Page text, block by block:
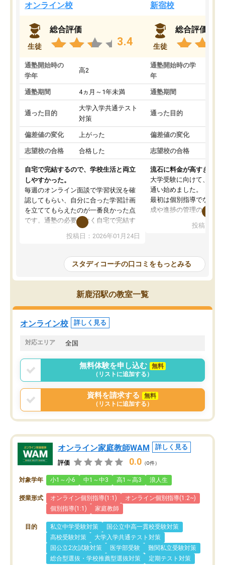
オンライン校
生徒
総合評価
3.4
通塾開始時の
学年
高2
通塾期間 4ヵ月～1年未満
通った目的
大学入学共通テスト
対策
偏差値の変化 上がった
志望校の合格 合格した
自宅で完結するので、学校生活と両立
しやすかった。
毎週のオンライン面談で学習状況を確
認してもらい、自分に合った学習計画
を立ててもらえたのが一番良かった点
です。通塾の必要がなく自宅で完結す
るため、学校や部活と両立しやすかっ
たです。コーチが現役大学生で相談し
安も気軽に話せました。勉強習慣が身
についたと感じています。また、チャ
ットで質問できるのも便利でした。一
人では迷いがちだった受験勉強を、最
後まで続けられたのはこの塾のおかげ
だと思います。
投稿日：2026年01月24日
新宿校
生徒
総合評価
通塾開始時の学
年
通塾期間
通った目的
偏差値の変化
志望校の合格
流石に料金が高すぎる
大学受験に向けて、高2
通い始めました。
最初は個別指導でなく、
成や進捗の管理のみのコ
じ個別指導コースに変更
性が良くなかったです。
モチベーションが上がら
にやめてしまいました。
の方の予定が空いていな
唯一、塾内の設備だけは
で素晴らしかったです。
投稿日：
スタディコーチの口コミをもっとみる
新鹿沼駅の教室一覧
オンライン校 詳しく見る
対応エリア 全国
無料体験を申し込む
無料
（リストに追加する）
資料を請求する
無料
（リストに追加する）
オンライン家庭教師WAM 詳しく見る
評価 0.0 （0件）
対象学年 小1～小6 中1～中3 高1～高3 浪人生
授業形式 オンライン個別指導(1:1)
オンライン個別指導(1:2~)
個別指導(1:1)
家庭教師
目的 私立中学受験対策
国公立中高一貫校受験対策
高校受験対策
大学入学共通テスト対策
国公立2次試験対策
医学部受験
難関私立受験対策
総合型選抜・学校推薦型選抜対策
定期テスト対策